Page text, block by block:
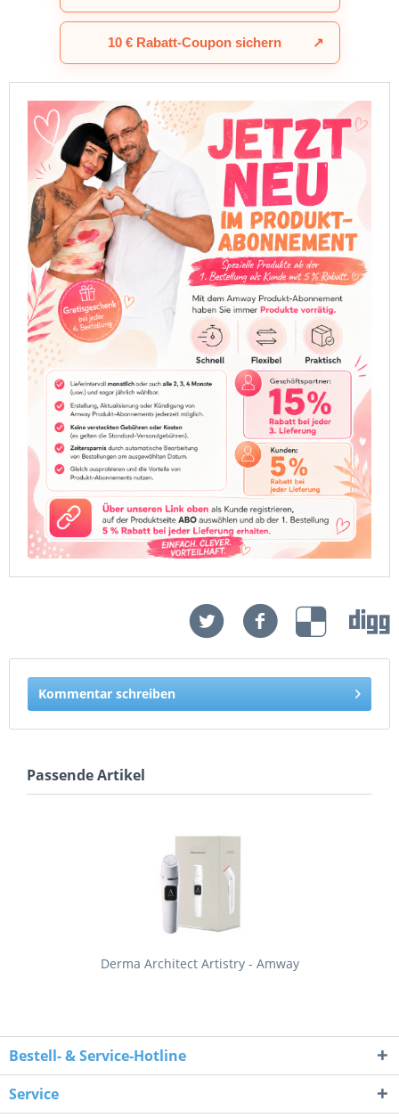
10 € Rabatt-Coupon sichern ↗
Kommentar schreiben
Passende Artikel
Derma Architect Artistry - Amway
Bestell- & Service-Hotline
Service